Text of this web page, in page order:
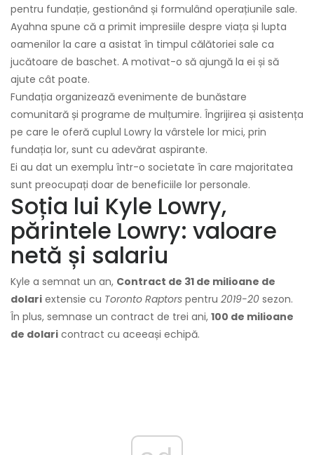
pentru fundație, gestionând și formulând operațiunile sale.
Ayahna spune că a primit impresiile despre viața și lupta
oamenilor la care a asistat în timpul călătoriei sale ca
jucătoare de baschet. A motivat-o să ajungă la ei și să
ajute cât poate.
Fundația organizează evenimente de bunăstare
comunitară și programe de mulțumire. Îngrijirea și asistența
pe care le oferă cuplul Lowry la vârstele lor mici, prin
fundația lor, sunt cu adevărat aspirante.
Ei au dat un exemplu într-o societate în care majoritatea
sunt preocupați doar de beneficiile lor personale.
Soția lui Kyle Lowry,
părintele Lowry: valoare
netă și salariu
Kyle a semnat un an, Contract de 31 de milioane de
dolari extensie cu Toronto Raptors pentru 2019-20 sezon.
În plus, semnase un contract de trei ani, 100 de milioane
de dolari contract cu aceeași echipă.